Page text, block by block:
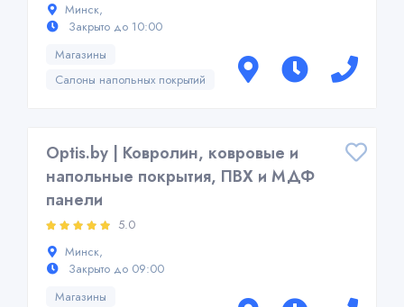
Минск,
Закрыто до 10:00
Магазины
Салоны напольных покрытий
Optis.by | Ковролин, ковровые и
напольные покрытия, ПВХ и МДФ
панели
5.0
Минск,
Закрыто до 09:00
Магазины